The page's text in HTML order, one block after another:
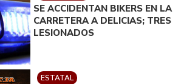
SE ACCIDENTAN BIKERS EN LA
CARRETERA A DELICIAS; TRES
LESIONADOS
ESTATAL